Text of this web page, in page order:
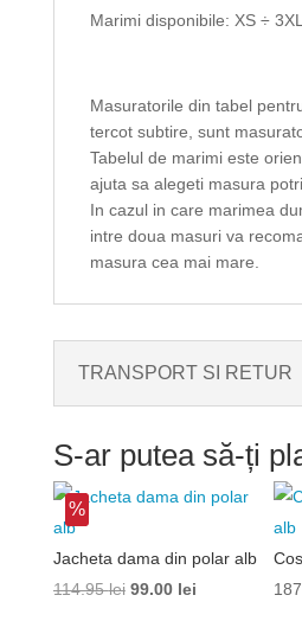
Marimi disponibile: XS ÷ 3XL
Masuratorile din tabel
tercot subtire, sunt
Tabelul de marimi este
ajuta sa alegeti masura
In cazul in care marimea
intre doua masuri va
masura cea mai mare.
TRANSPORT SI RETUR
S-ar putea să-ți
%
Jacheta dama din polar alb
114.95lei Prețul
99.00 leiPrețul